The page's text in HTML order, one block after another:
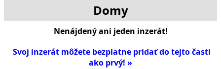
Domy
Nenájdený ani jeden inzerát!
Svoj inzerát môžete bezplatne pridať do tejto časti
ako prvý! »